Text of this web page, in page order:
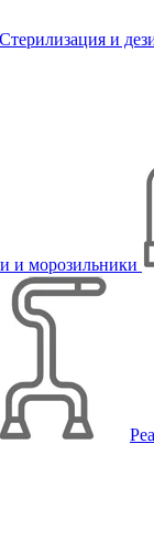
Стерилизация и
и морозильники